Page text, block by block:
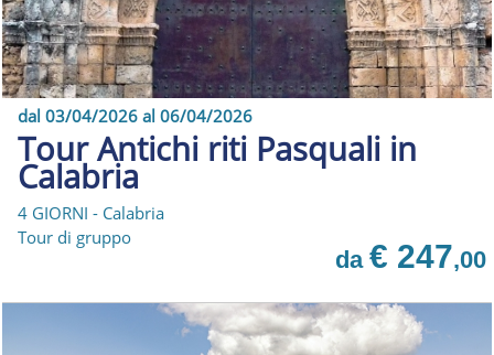
dal 03/04/2026 al 06/04/2026
Tour Antichi riti Pasquali in
Calabria
4 GIORNI - Calabria
Tour di gruppo
da € 247,00